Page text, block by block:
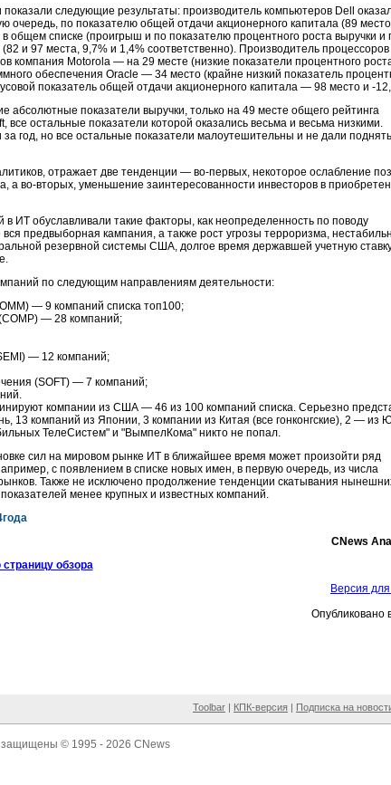
следующие результаты: производитель компьютеров Dell
очередь, по показателю общей отдачи акционерного капитала (89
общем списке (проигрыш и по показателю процентного роста выручки и
и 97 места, 9,7% и 1,4% соответственно). Производитель процессоров
компания Motorola — на 29 месте (низкие показатели процентного
обеспечения Oracle — 34 место (крайне низкий показатель
показатель общей отдачи акционерного капитала — 98 место и -
абсолютные показатели выручки, только на 49 месте общего рейтинга
остальные показатели которой оказались весьма и весьма низкими.
год, но все остальные показатели малоутешительны и не дали
отражает две тенденции — во-первых, некоторое ослабление
а во-вторых, уменьшение заинтересованности инвесторов в
ИТ обуславливали такие факторы, как неопределенность по поводу
предвыборная кампания, а также рост угрозы терроризма,
резервной системы США, долгое время державшей учетную
по следующим направлениям деятельности:
— 9 компаний списка топ100;
— 28 компаний;
— 12 компаний;
(SOFT) — 7 компаний;
компании из США — 46 из 100 компаний списка. Серьезно
13 компаний из Японии, 3 компании из Китая (все гонконгские), 2 — из
ТелеСистем" и "ВымпелКома" никто не попал.
сил на мировом рынке ИТ в ближайшее время может произойти ряд
с появлением в списке новых имен, в первую очередь, из числа
Также не исключено продолжение тенденции скатывания
менее крупных и известных компаний.
CNews
обзора
Версия
Опубликовано
Toolbar | КПК-версия | Подписка на
защищены © 1995 - 2026 CNews